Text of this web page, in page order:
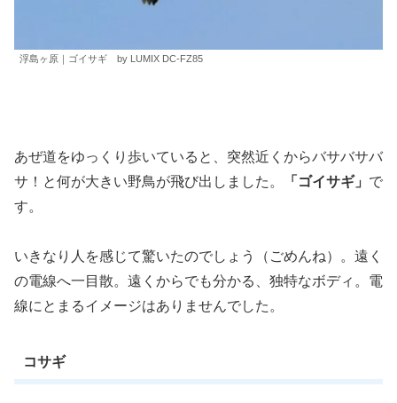
浮島ヶ原｜ゴイサギ by LUMIX DC-FZ85
あぜ道をゆっくり歩いていると、突然近くからバサバサバ
サ！と何が大きい野鳥が飛び出しました。
「ゴイサギ」 で
す。
いきなり人を感じて驚いたのでしょう（ごめんね）。遠く
の電線へ一目散。遠くからでも分かる、独特なボディ。電
線にとまるイメージはありませんでした。
コサギ